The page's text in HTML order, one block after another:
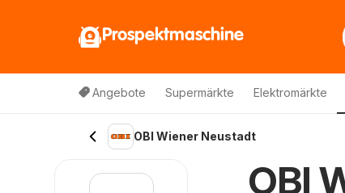
Prospektmaschine
Angebote Supermärkte Elektromärkte
OBI Wiener Neustadt
OBI